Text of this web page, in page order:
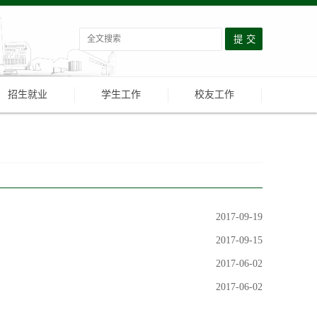
招生就业 学生工作 校友工作
2017-09-19
2017-09-15
2017-06-02
2017-06-02